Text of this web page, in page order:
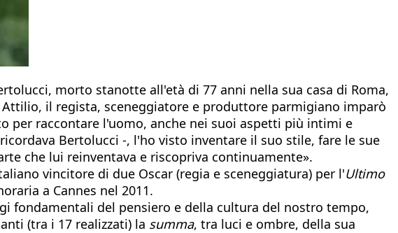
morto stanotte all'età di 77 anni nella sua casa di Roma,
il regista, sceneggiatore e produttore parmigiano imparò
per raccontare l'uomo, anche nei suoi aspetti più intimi e
Bertolucci -, l'ho visto inventare il suo stile, fare le sue
che lui reinventava e riscopriva continuamente».
vincitore di due Oscar (regia e sceneggiatura) per l'Ultimo
a Cannes nel 2011.
fondamentali del pensiero e della cultura del nostro tempo,
(tra i 17 realizzati) la summa, tra luci e ombre, della sua